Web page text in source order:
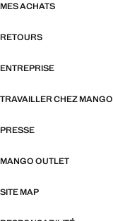
MES ACHATS
RETOURS
ENTREPRISE
TRAVAILLER CHEZ MANGO
PRESSE
MANGO OUTLET
SITE MAP